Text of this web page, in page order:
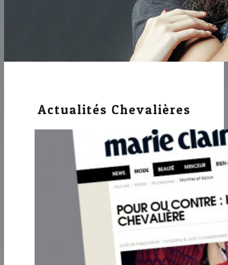
Actualités Chevalières